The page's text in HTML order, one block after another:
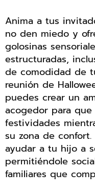
Anima a tus
no den miedo y
golosinas
estructuradas,
de comodidad de
reunión de
puedes crear un
acogedor para
festividades
su zona de
ayudar a tu hijo a
permitiéndole
familiares que